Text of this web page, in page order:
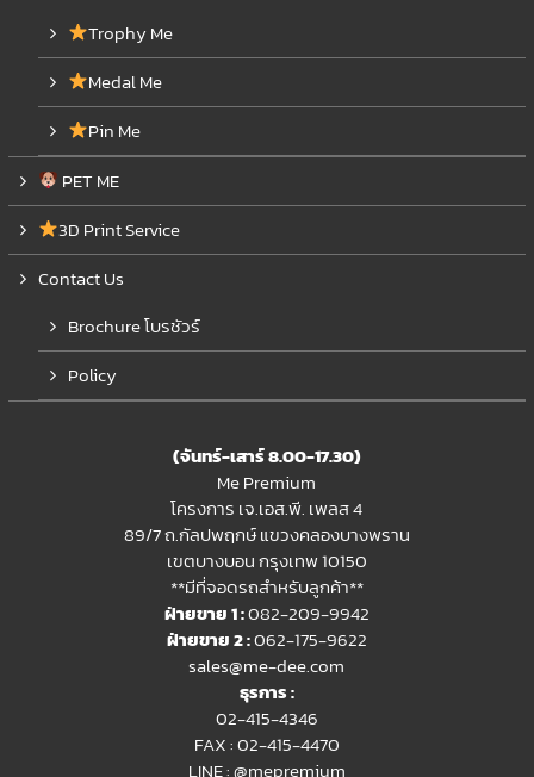
Trophy Me
Medal Me
Pin Me
PET ME
3D Print Service
Contact Us
Brochure โบรชัวร์
Policy
(จันทร์-เสาร์ 8.00-17.30)
Me Premium
โครงการ เจ.เอส.พี. เพลส 4
89/7 ถ.กัลปพฤกษ์ แขวงคลองบางพราน
เขตบางบอน กรุงเทพ 10150
**มีที่จอดรถสำหรับลูกค้า**
ฝ่ายขาย 1 :082-209-9942
ฝ่ายขาย 2 :062-175-9622
sales@me-dee.com
ธุรการ :
02-415-4346
FAX : 02-415-4470
LINE :@mepremium